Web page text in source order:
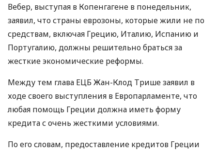
Вебер, выступая в Копенгагене в понедельник,
заявил, что страны еврозоны, которые жили не по
средствам, включая Грецию, Италию, Испанию и
Португалию, должны решительно браться за
жесткие экономические реформы.
Между тем глава ЕЦБ Жан-Клод Трише заявил в
ходе своего выступления в Европарламенте, что
любая помощь Греции должна иметь форму
кредита с очень жесткими условиями.
По его словам, предоставление кредитов Греции